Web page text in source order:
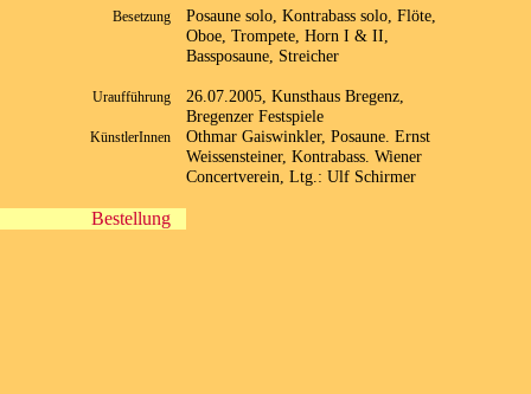
Besetzung
Posaune solo, Kontrabass solo, Flöte,
Oboe, Trompete, Horn I & II,
Bassposaune, Streicher
Uraufführung
26.07.2005, Kunsthaus Bregenz,
Bregenzer Festspiele
KünstlerInnen
Othmar Gaiswinkler, Posaune. Ernst
Weissensteiner, Kontrabass. Wiener
Concertverein, Ltg.: Ulf Schirmer
Bestellung